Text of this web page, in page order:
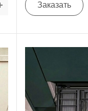
Заказать